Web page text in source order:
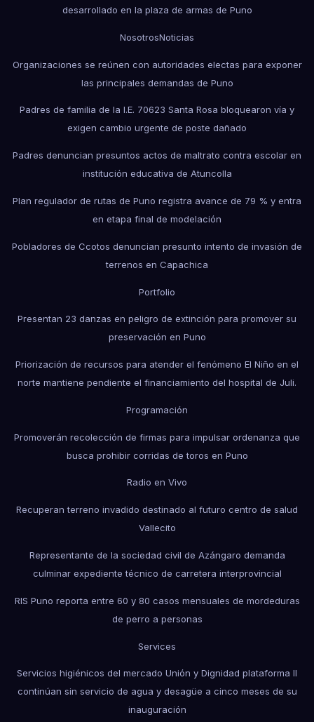
desarrollado en la plaza de armas de Puno
NosotrosNoticias
Organizaciones se reúnen con autoridades electas para exponer
las principales demandas de Puno
Padres de familia de la I.E. 70623 Santa Rosa bloquearon vía y
exigen cambio urgente de poste dañado
Padres denuncian presuntos actos de maltrato contra escolar en
institución educativa de Atuncolla
Plan regulador de rutas de Puno registra avance de 79 % y entra
en etapa final de modelación
Pobladores de Ccotos denuncian presunto intento de invasión de
terrenos en Capachica
Portfolio
Presentan 23 danzas en peligro de extinción para promover su
preservación en Puno
Priorización de recursos para atender el fenómeno El Niño en el
norte mantiene pendiente el financiamiento del hospital de Juli.
Programación
Promoverán recolección de firmas para impulsar ordenanza que
busca prohibir corridas de toros en Puno
Radio en Vivo
Recuperan terreno invadido destinado al futuro centro de salud
Vallecito
Representante de la sociedad civil de Azángaro demanda
culminar expediente técnico de carretera interprovincial
RIS Puno reporta entre 60 y 80 casos mensuales de mordeduras
de perro a personas
Services
Servicios higiénicos del mercado Unión y Dignidad plataforma II
continúan sin servicio de agua y desagüe a cinco meses de su
inauguración